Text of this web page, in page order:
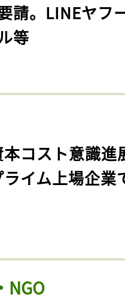
請。LINEヤフ
等
本コスト意識進
イム上場企業
NGO